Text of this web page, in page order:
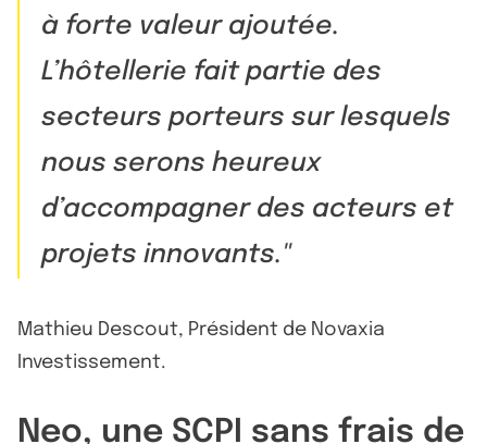
à forte valeur ajoutée.
L’hôtellerie fait partie des
secteurs porteurs sur lesquels
nous serons heureux
d’accompagner des acteurs et
projets innovants.
Mathieu Descout, Président de Novaxia
Investissement.
Neo, une SCPI sans frais de